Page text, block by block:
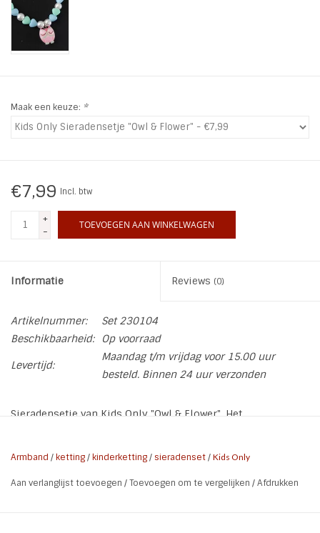
Maak een keuze: *
€7,99 Incl. btw
+
-
TOEVOEGEN AAN WINKELWAGEN
Informatie Reviews (0)
Artikelnummer:
Set 230104
Beschikbaarheid:
Op voorraad
Levertijd:
Maandag t/m vrijdag voor 15.00 uur
besteld. Binnen 24 uur verzonden
Sieradensetje van Kids Only "Owl & Flower". Het
* Soort: Sieradensetje armband en ketting
Armband / ketting/ kinderketting/sieradenset/ Kids Only
Aan verlanglijst toevoegen /Toevoegen om te vergelijken /Afdrukken